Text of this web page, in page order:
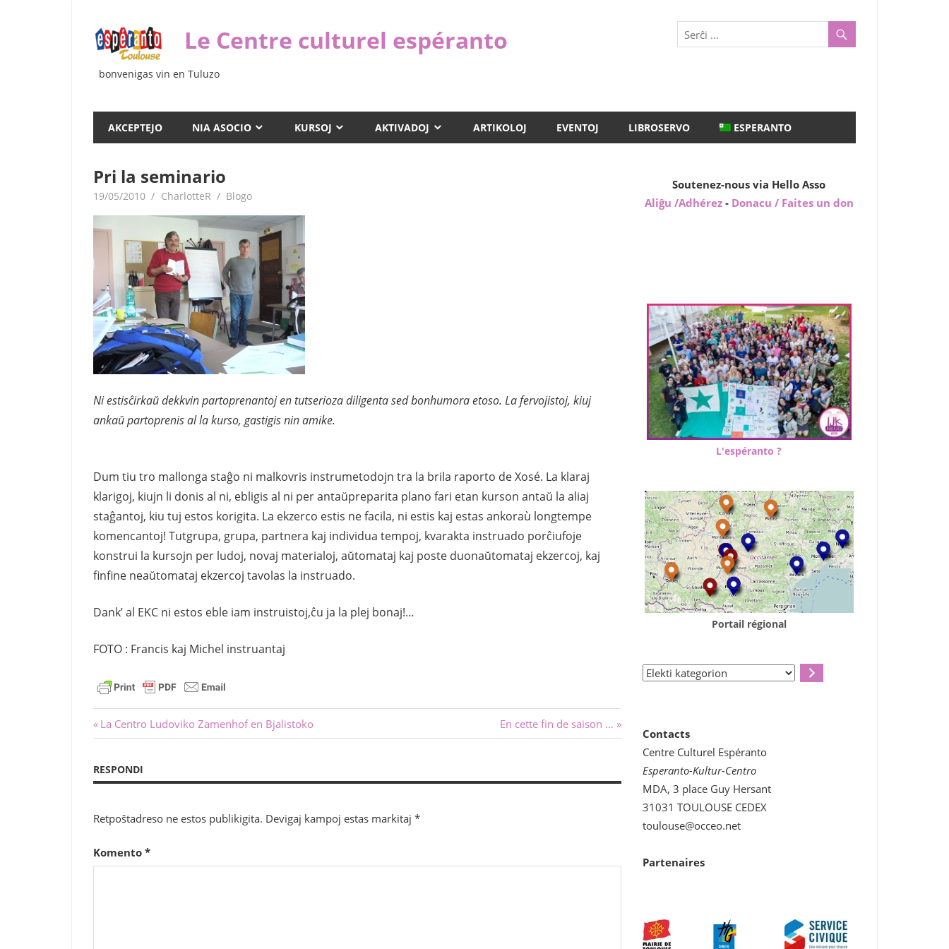
enhavo
Le Centre culturel espéranto
bonvenigas vin en Tuluzo
AKCEPTEJO NIA ASOCIO KURSOJ AKTIVADOJ ARTIKOLOJ EVENTOJ LIBROSERVO ESPERANTO
Pri la seminario
19/05/2010 CharlotteR Blogo
Ni estisĉirkaŭ dekkvin partoprenantoj en tutserioza diligenta sed bonhumora etoso. La fervojistoj, kiuj
ankaŭ partoprenis al la kurso, gastigis nin amike.
Dum tiu tro mallonga staĝo ni malkovris instrumetodojn tra la brila raporto de Xosé. La klaraj
klarigoj, kiujn li donis al ni, ebligis al ni per antaŭpreparita plano fari etan kurson antaŭ la aliaj
staĝantoj, kiu tuj estos korigita. La ekzerco estis ne facila, ni estis kaj estas ankoraù longtempe
komencantoj! Tutgrupa, grupa, partnera kaj individua tempoj, kvarakta instruado porĉiufoje
konstrui la kursojn per ludoj, novaj materialoj, aŭtomataj kaj poste duonaŭtomataj ekzercoj, kaj
finfine neaŭtomataj ekzercoj tavolas la instruado.
Dank’ al EKC ni estos eble iam instruistoj,ĉu ja la plej bonaj!…
FOTO : Francis kaj Michel instruantaj
Navigado
afiŝoj
Antaŭa
afiŝo:
La Centro Ludoviko Zamenhof en Bjalistoko
Sekva
afiŝo:
En cette fin de saison …
RESPONDI
Retpoŝtadreso ne estos publikigita. Devigaj kampoj estas markitaj *
Komento *
Soutenez-nous via Hello Asso
Aliĝu /Adhérez - Donacu / Faites un don
L'espéranto ?
Portail régional
Elekti
Contacts
Centre Culturel Espéranto
Esperanto-Kultur-Centro
MDA, 3 place Guy Hersant
31031 TOULOUSE CEDEX
toulouse@occeo.net
Partenaires